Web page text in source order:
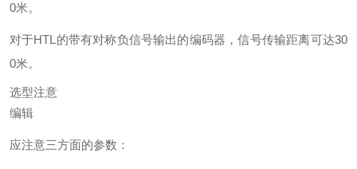
0米。
对于HTL的带有对称负信号输出的编码器，信号传输距离可达30
0米。
选型注意
编辑
应注意三方面的参数：